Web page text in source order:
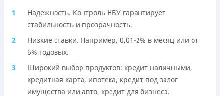
Надежность. Контроль НБУ гарантирует
стабильность и прозрачность.
Низкие ставки. Например, 0,01-2% в месяц или от
6% годовых.
Широкий выбор продуктов: кредит наличными,
кредитная карта, ипотека, кредит под залог
имущества или авто, кредит для бизнеса.